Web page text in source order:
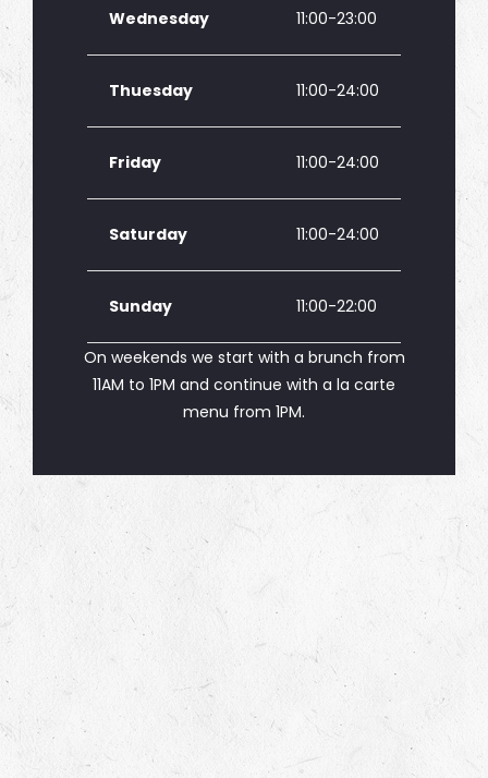
Wednesday 11:00-23:00
Thuesday 11:00-24:00
Friday 11:00-24:00
Saturday 11:00-24:00
Sunday 11:00-22:00
On weekends we start with a brunch from
11AM to 1PM and continue with a la carte
menu from 1PM.